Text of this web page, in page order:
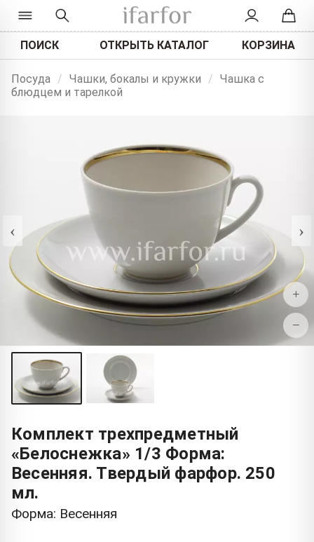
ПОИСК ОТКРЫТЬ КАТАЛОГ КОРЗИНА
Посуда / Чашки, бокалы и кружки / Чашка с
блюдцем и тарелкой
‹ ›
+
−
Комплект трехпредметный
«Белоснежка» 1/3 Форма:
Весенняя. Твердый фарфор. 250
мл.
Форма: Весенняя